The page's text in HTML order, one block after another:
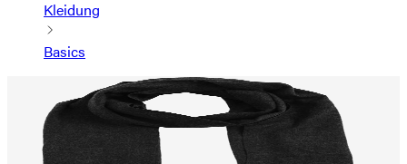
Kleidung
Basics